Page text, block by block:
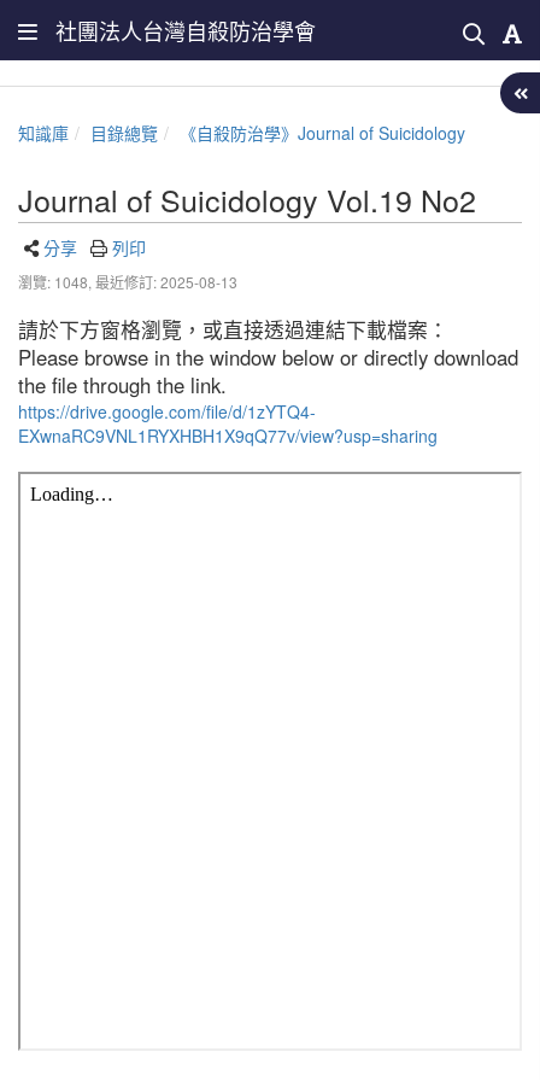
社團法人台灣自殺防治學會
知識庫 目錄總覽 《自殺防治學》Journal of Suicidology
Journal of Suicidology Vol.19 No2
分享 列印
瀏覽: 1048, 最近修訂: 2025-08-13
請於下方窗格瀏覽，或直接透過連結下載檔案：
Please browse in the window below or directly download
the file through the link.
https://drive.google.com/file/d/1zYTQ4-
EXwnaRC9VNL1RYXHBH1X9qQ77v/view?usp=sharing